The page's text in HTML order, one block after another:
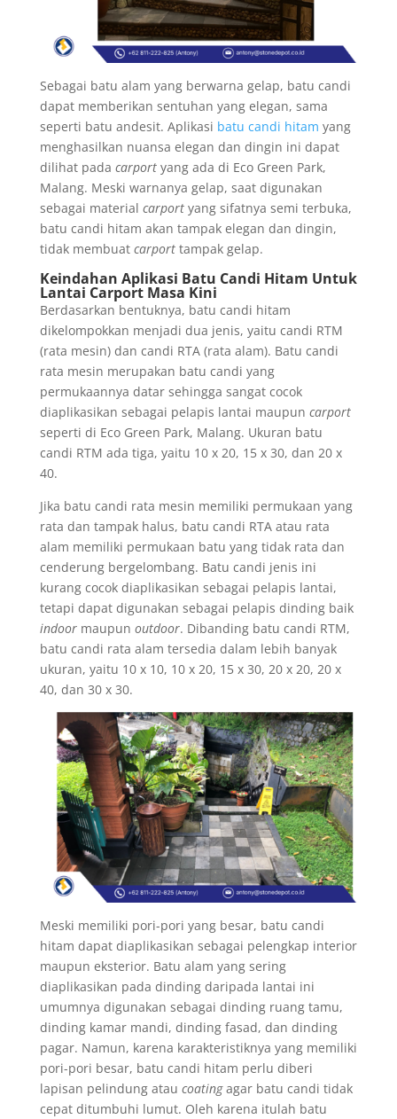
Sebagai batu alam yang berwarna gelap, batu candi
dapat memberikan sentuhan yang elegan, sama
seperti batu andesit. Aplikasi batu candi hitam yang
menghasilkan nuansa elegan dan dingin ini dapat
dilihat pada carportyang ada di Eco Green Park,
Malang. Meski warnanya gelap, saat digunakan
sebagai material carportyang sifatnya semi terbuka,
batu candi hitam akan tampak elegan dan dingin,
tidak membuat carport tampak gelap.
Keindahan Aplikasi Batu Candi Hitam Untuk
Lantai Carport Masa Kini
Berdasarkan bentuknya, batu candi hitam
dikelompokkan menjadi dua jenis, yaitu candi RTM
(rata mesin) dan candi RTA (rata alam). Batu candi
rata mesin merupakan batu candi yang
permukaannya datar sehingga sangat cocok
diaplikasikan sebagai pelapis lantai maupun carport
seperti di Eco Green Park, Malang. Ukuran batu
candi RTM ada tiga, yaitu 10 x 20, 15 x 30, dan 20 x
40.
Jika batu candi rata mesin memiliki permukaan yang
rata dan tampak halus, batu candi RTA atau rata
alam memiliki permukaan batu yang tidak rata dan
cenderung bergelombang. Batu candi jenis ini
kurang cocok diaplikasikan sebagai pelapis lantai,
tetapi dapat digunakan sebagai pelapis dinding baik
indoormaupun outdoor. Dibanding batu candi RTM,
batu candi rata alam tersedia dalam lebih banyak
ukuran, yaitu 10 x 10, 10 x 20, 15 x 30, 20 x 20, 20 x
40, dan 30 x 30.
Meski memiliki pori-pori yang besar, batu candi
hitam dapat diaplikasikan sebagai pelengkap interior
maupun eksterior. Batu alam yang sering
diaplikasikan pada dinding daripada lantai ini
umumnya digunakan sebagai dinding ruang tamu,
dinding kamar mandi, dinding fasad, dan dinding
pagar. Namun, karena karakteristiknya yang memiliki
pori-pori besar, batu candi hitam perlu diberi
lapisan pelindung atau coatingagar batu candi tidak
cepat ditumbuhi lumut. Oleh karena itulah batu